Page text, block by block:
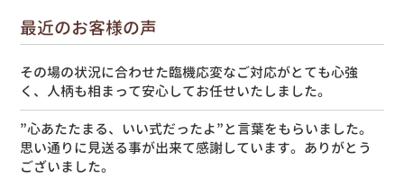
最近のお客様の声
その場の状況に合わせた臨機応変なご対応がとても心強
く、人柄も相まって安心してお任せいたしました。
”心あたたまる、いい式だったよ”と言葉をもらいました。
思い通りに見送る事が出来て感謝しています。ありがとう
ございました。